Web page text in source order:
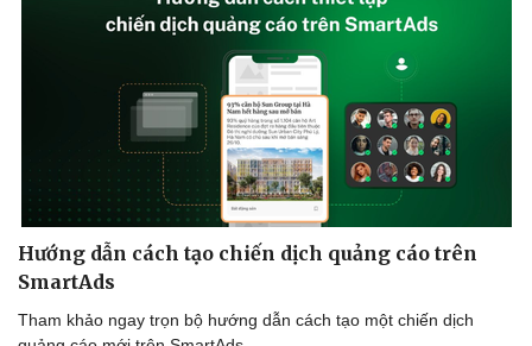
Hướng dẫn cách tạo chiến dịch quảng cáo trên
SmartAds
Tham khảo ngay trọn bộ hướng dẫn cách tạo một chiến dịch